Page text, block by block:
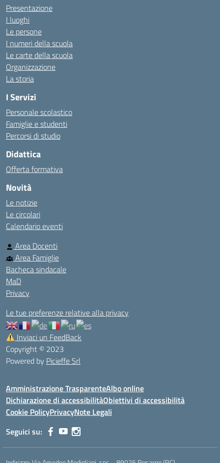
Presentazione
I luoghi
Le persone
I numeri della scuola
Le carte della scuola
Organizzazione
La storia
I Servizi
Personale scolastico
Famiglie e studenti
Percorsi di studio
Didattica
Offerta formativa
Novità
Le notizie
Le circolari
Calendario eventi
Area Docenti
Area Famiglie
Bacheca sindacale
MaD
Privacy
Le tue preferenze relative alla privacy
Inviaci un FeedBack
Copyright © 2023
Powered by Picieffe Srl
Amministrazione TrasparenteAlbo online
Dichiarazione di accessibilitàObiettivi di accessibilità
Cookie PolicyPrivacyNote Legali
Seguici su: